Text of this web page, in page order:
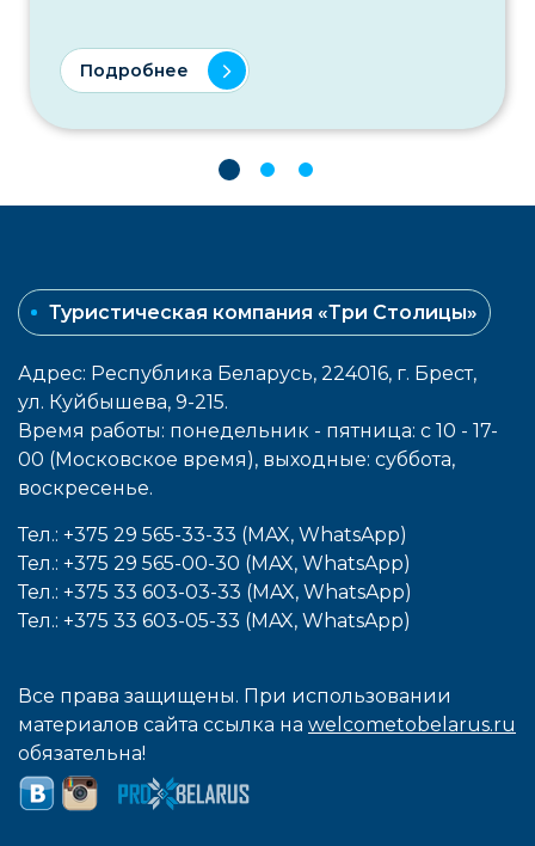
Подробнее
Туристическая компания «Три Столицы»
Адрес: Республика Беларусь, 224016, г. Брест,
ул. Куйбышева, 9-215.
Время работы: понедельник - пятница: с 10 - 17-
00 (Московское время), выходные: cуббота,
воcкресенье.
Тел.: +375 29 565-33-33 (MAX, WhatsApp)
Тел.: +375 29 565-00-30 (MAX, WhatsApp)
Тел.: +375 33 603-03-33 (MAX, WhatsApp)
Тел.: +375 33 603-05-33 (MAX, WhatsApp)
Все права защищены. При использовании
материалов сайта ссылка на welcometobelarus.ru
обязательна!